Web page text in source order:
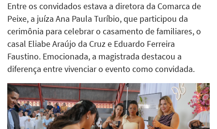
Entre os convidados estava a diretora da Comarca de
Peixe, a juíza Ana Paula Turíbio, que participou da
cerimônia para celebrar o casamento de familiares, o
casal Eliabe Araújo da Cruz e Eduardo Ferreira
Faustino. Emocionada, a magistrada destacou a
diferença entre vivenciar o evento como convidada.